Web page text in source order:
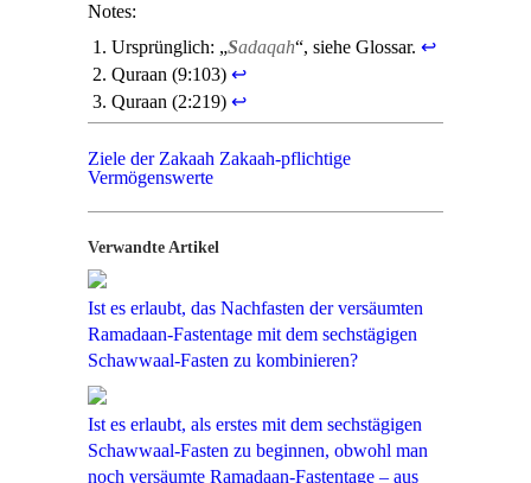
Notes:
Ursprünglich: „Sadaqah“, siehe Glossar. ↩
Quraan (9:103) ↩
Quraan (2:219) ↩
Ziele der Zakaah Zakaah-pflichtige
Vermögenswerte
Verwandte Artikel
Ist es erlaubt, das Nachfasten der versäumten
Ramadaan-Fastentage mit dem sechstägigen
Schawwaal-Fasten zu kombinieren?
Ist es erlaubt, als erstes mit dem sechstägigen
Schawwaal-Fasten zu beginnen, obwohl man
noch versäumte Ramadaan-Fastentage – aus